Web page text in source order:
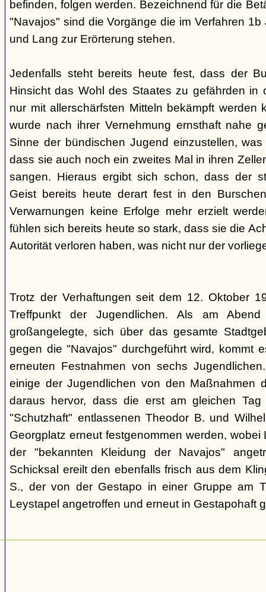
befinden, folgen werden. Bezeichnend für die
"Navajos" sind die Vorgänge die im Verfahren
und Lang zur Erörterung stehen.
Jedenfalls steht bereits heute fest, dass der
Hinsicht das Wohl des Staates zu gefährden in
nur mit allerschärfsten Mitteln bekämpft werden
wurde nach ihrer Vernehmung ernsthaft nahe
Sinne der bündischen Jugend einzustellen,
dass sie auch noch ein zweites Mal in ihren
sangen. Hieraus ergibt sich schon, dass der
Geist bereits heute derart fest in den
Verwarnungen keine Erfolge mehr erzielt
fühlen sich bereits heute so stark, dass sie die
Autorität verloren haben, was nicht nur der
Trotz der Verhaftungen seit dem 12. Oktober
Treffpunkt der Jugendlichen. Als am
großangelegte, sich über das gesamte
gegen die "Navajos" durchgeführt wird, kommt
erneuten Festnahmen von sechs
einige der Jugendlichen von den Maßnahmen
daraus hervor, dass die erst am gleichen Tag
"Schutzhaft" entlassenen Theodor B. und
Georgplatz erneut festgenommen werden, wobei
der "bekannten Kleidung der Navajos"
Schicksal ereilt den ebenfalls frisch aus dem
S., der von der Gestapo in einer Gruppe am
Leystapel angetroffen und erneut in Gestapohaft